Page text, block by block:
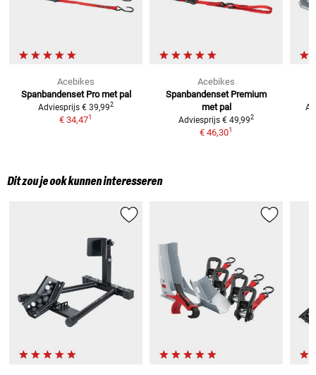
Acebikes
Spanbandenset Pro met pal
Adviesprijs € 39,992
€ 34,471
Acebikes
Spanbandenset Premium
met pal
Adviesprijs € 49,992
€ 46,301
Dit zou je ook kunnen interesseren